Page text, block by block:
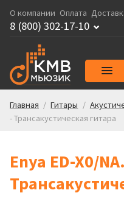
О компании Оплата
8 (800) 302-17-10
Главная / Гитары /
- Трансакустическая гитара
Enya ED-X0/